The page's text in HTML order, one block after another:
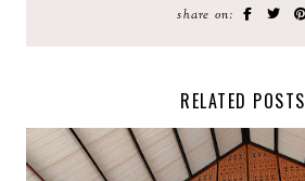
share on:
RELATED POSTS